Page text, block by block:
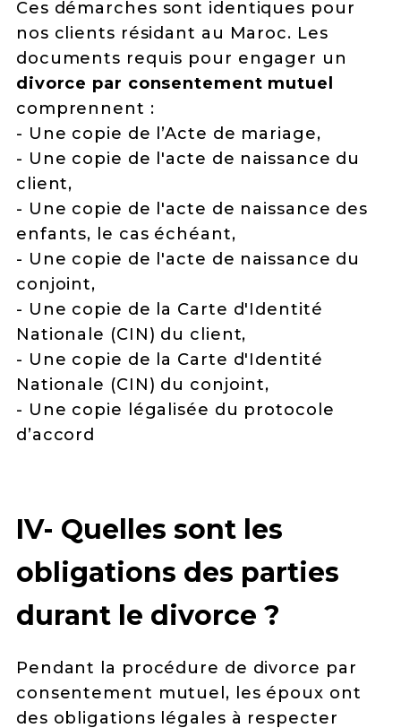
Ces démarches sont identiques pour
nos clients résidant au Maroc. Les
documents requis pour engager un
divorce par consentement mutuel
comprennent :
- Une copie de l’Acte de mariage,
- Une copie de l'acte de naissance du
client,
- Une copie de l'acte de naissance des
enfants, le cas échéant,
- Une copie de l'acte de naissance du
conjoint,
- Une copie de la Carte d'Identité
Nationale (CIN) du client,
- Une copie de la Carte d'Identité
Nationale (CIN) du conjoint,
- Une copie légalisée du protocole
d’accord
IV- Quelles sont les
obligations des parties
durant le divorce ?
Pendant la procédure de divorce par
consentement mutuel, les époux ont
des obligations légales à respecter